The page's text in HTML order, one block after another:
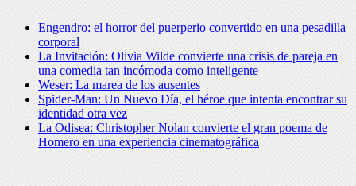
Engendro: el horror del puerperio convertido en una pesadilla
corporal
La Invitación: Olivia Wilde convierte una crisis de pareja en
una comedia tan incómoda como inteligente
Weser: La marea de los ausentes
Spider-Man: Un Nuevo Día, el héroe que intenta encontrar su
identidad otra vez
La Odisea: Christopher Nolan convierte el gran poema de
Homero en una experiencia cinematográfica